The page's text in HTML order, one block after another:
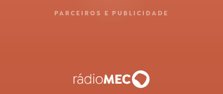
PARCEIROS E PUBLICIDADE